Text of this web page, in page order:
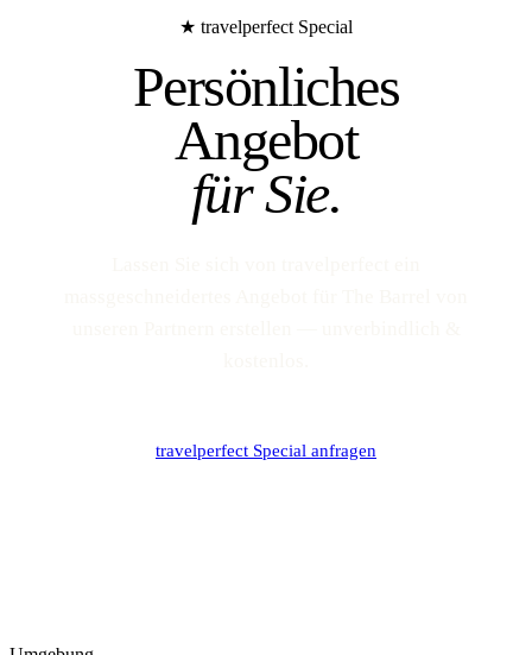
★ travelperfect Special
Persönliches
Angebot
für Sie.
travelperfect Special anfragen